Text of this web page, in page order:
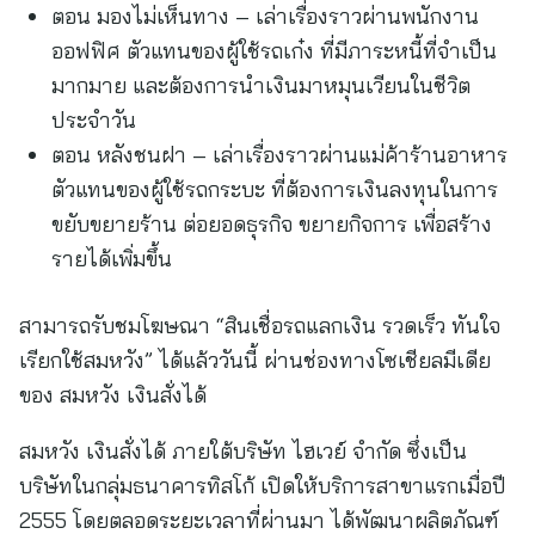
ตอน มองไม่เห็นทาง – เล่าเรื่องราวผ่านพนักงาน
ออฟฟิศ ตัวแทนของผู้ใช้รถเก๋ง ที่มีภาระหนี้ที่จำเป็น
มากมาย และต้องการนำเงินมาหมุนเวียนในชีวิต
ประจำวัน
ตอน หลังชนฝา – เล่าเรื่องราวผ่านแม่ค้าร้านอาหาร
ตัวแทนของผู้ใช้รถกระบะ ที่ต้องการเงินลงทุนในการ
ขยับขยายร้าน ต่อยอดธุรกิจ ขยายกิจการ เพื่อสร้าง
รายได้เพิ่มขึ้น
สามารถรับชมโฆษณา “สินเชื่อรถแลกเงิน รวดเร็ว ทันใจ
เรียกใช้สมหวัง” ได้แล้ววันนี้ ผ่านช่องทางโซเชียลมีเดีย
ของ สมหวัง เงินสั่งได้
สมหวัง เงินสั่งได้ ภายใต้บริษัท ไฮเวย์ จำกัด ซึ่งเป็น
บริษัทในกลุ่มธนาคารทิสโก้ เปิดให้บริการสาขาแรกเมื่อปี
2555 โดยตลอดระยะเวลาที่ผ่านมา ได้พัฒนาผลิตภัณฑ์